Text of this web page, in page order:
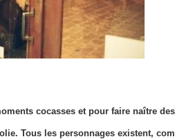
cocasses et pour faire naître
Tous les personnages existent,